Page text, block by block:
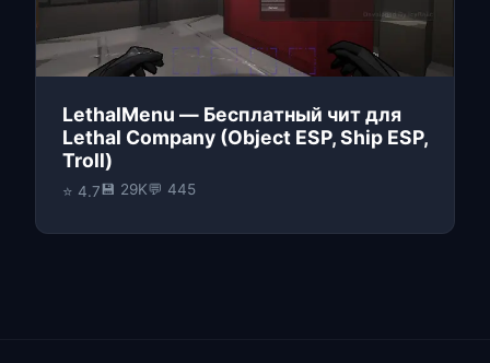
LethalMenu — Бесплатный чит для
Lethal Company (Object ESP, Ship ESP,
Troll)
⭐ 4.7💾 29K💬 445